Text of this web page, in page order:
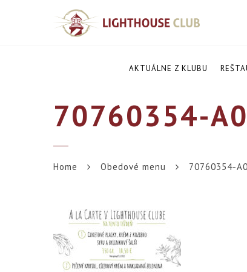
AKTUÁLNE Z KLUBU
70760354-
Home Obedové menu 70760354-